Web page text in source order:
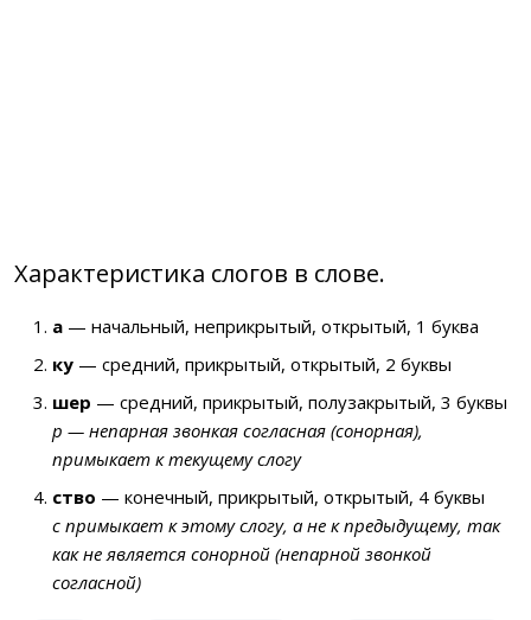
Характеристика слогов в слове.
а — начальный, неприкрытый, открытый, 1 буква
ку — средний, прикрытый, открытый, 2 буквы
шер — средний, прикрытый, полузакрытый, 3 буквы
р — непарная звонкая согласная (сонорная),
примыкает к текущему слогу
ство — конечный, прикрытый, открытый, 4 буквы
с примыкает к этому слогу, а не к предыдущему, так
как не является сонорной (непарной звонкой
согласной)